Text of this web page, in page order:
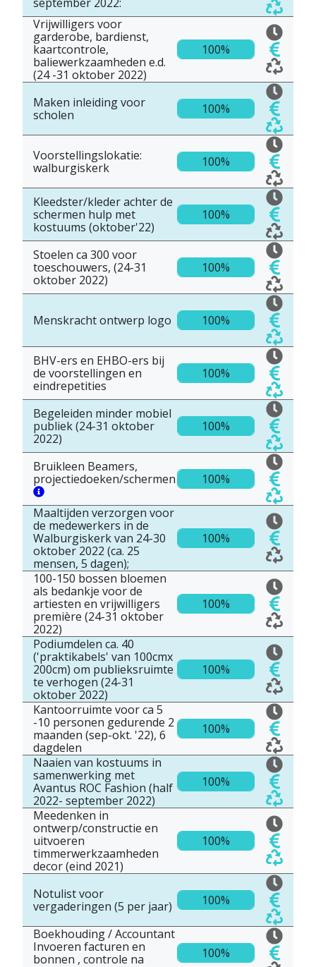
Vrijwilligers voor
garderobe, bardienst,
kaartcontrole,
baliewerkzaamheden e.d.
(24 -31 oktober 2022)
100%
Maken inleiding voor
scholen
100%
Voorstellingslokatie:
walburgiskerk
100%
Kleedster/kleder achter de
schermen hulp met
kostuums (oktober'22)
100%
Stoelen ca 300 voor
toeschouwers, (24-31
oktober 2022)
100%
Menskracht ontwerp logo 100%
BHV-ers en EHBO-ers bij
de voorstellingen en
eindrepetities
100%
Begeleiden minder mobiel
publiek (24-31 oktober
2022)
100%
Bruikleen Beamers,
projectiedoeken/schermen
100%
Maaltijden verzorgen voor
de medewerkers in de
Walburgiskerk van 24-30
oktober 2022 (ca. 25
mensen, 5 dagen);
100%
100-150 bossen bloemen
als bedankje voor de
artiesten en vrijwilligers
première (24-31 oktober
2022)
100%
Podiumdelen ca. 40
('praktikabels' van 100cmx
200cm) om publieksruimte
te verhogen (24-31
oktober 2022)
100%
Kantoorruimte voor ca 5
-10 personen gedurende 2
maanden (sep-okt. '22), 6
dagdelen
100%
Naaien van kostuums in
samenwerking met
Avantus ROC Fashion (half
2022- september 2022)
100%
Meedenken in
ontwerp/constructie en
uitvoeren
timmerwerkzaamheden
decor (eind 2021)
100%
Notulist voor
vergaderingen (5 per jaar)
100%
Boekhouding / Accountant
Invoeren facturen en
bonnen , controle na
100%